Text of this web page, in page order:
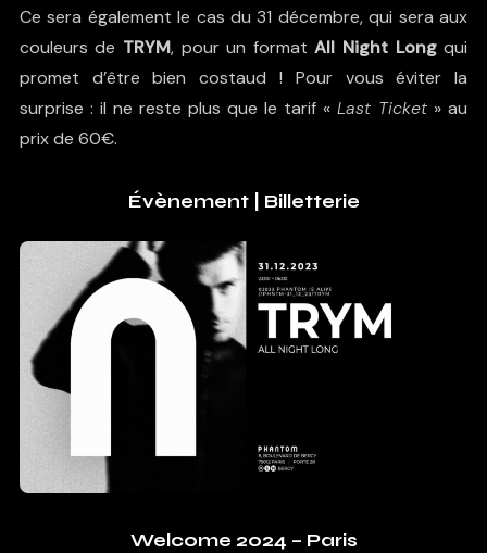
Ce sera également le cas du 31 décembre, qui sera aux
couleurs de TRYM, pour un formatAll Night Longqui
promet d’être bien costaud ! Pour vous éviter la
surprise : il ne reste plus que le tarif «Last Ticket » au
prix de 60€.
Évènement Billetterie
Welcome 2024 – Paris